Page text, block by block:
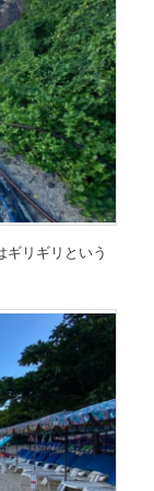
リギリという